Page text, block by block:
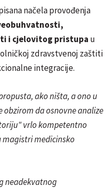
načela provođenja
i cjelovitog pristupa u
zdravstvenoj zaštiti
integracije.
ako ništa, a ono u
da osnovne analize
vrlo kompetentno
medicinsko
neadekvatnog